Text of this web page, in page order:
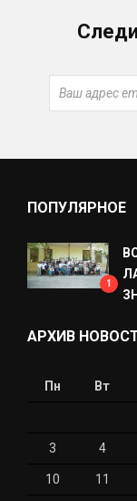
ПОПУЛЯРНОЕ
1
АРХИВ
Пн Вт
3 4
10 11